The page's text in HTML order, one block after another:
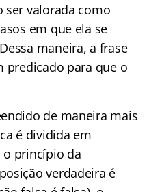
ser valorada como
em que ela se
maneira, a frase
predicado para que o
de maneira mais
é dividida em
o princípio da
verdadeira é